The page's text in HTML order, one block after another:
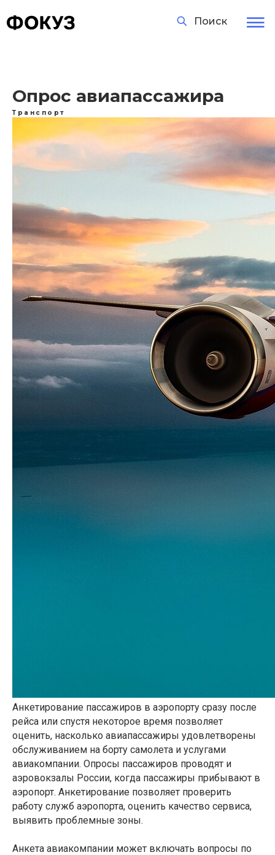
Поиск
Опрос авиапассажира
Транспорт
Анкетирование пассажиров в аэропорту сразу после
рейса или спустя некоторое время позволяет
оценить, насколько авиапассажиры удовлетворены
обслуживанием на борту самолета и услугами
авиакомпании. Опросы пассажиров проводят и
аэровокзалы России, когда пассажиры прибывают в
аэропорт. Анкетирование позволяет проверить
работу служб аэропорта, оценить качество сервиса,
выявить проблемные зоны.
Анкета авиакомпании может включать вопросы по